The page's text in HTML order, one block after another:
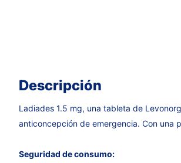
Descripción
Ladiades 1.5 mg, una tableta de
anticoncepción de emergencia. Con una
Seguridad de consumo: